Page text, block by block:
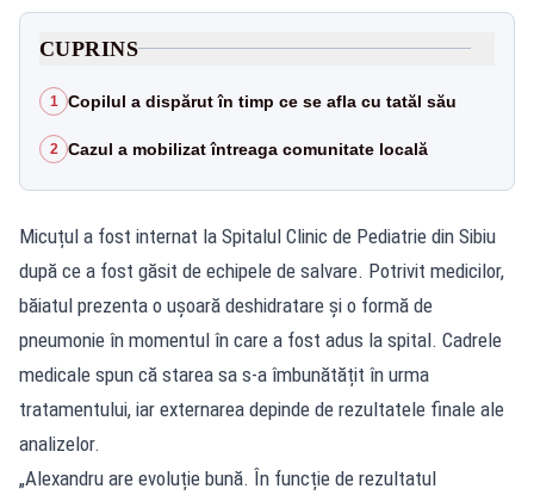
CUPRINS
1 Copilul a dispărut în timp ce se afla cu tatăl său
2 Cazul a mobilizat întreaga comunitate locală
Micuțul a fost internat la Spitalul Clinic de Pediatrie din Sibiu
după ce a fost găsit de echipele de salvare. Potrivit medicilor,
băiatul prezenta o ușoară deshidratare și o formă de
pneumonie în momentul în care a fost adus la spital. Cadrele
medicale spun că starea sa s-a îmbunătățit în urma
tratamentului, iar externarea depinde de rezultatele finale ale
analizelor.
„Alexandru are evoluție bună. În funcție de rezultatul